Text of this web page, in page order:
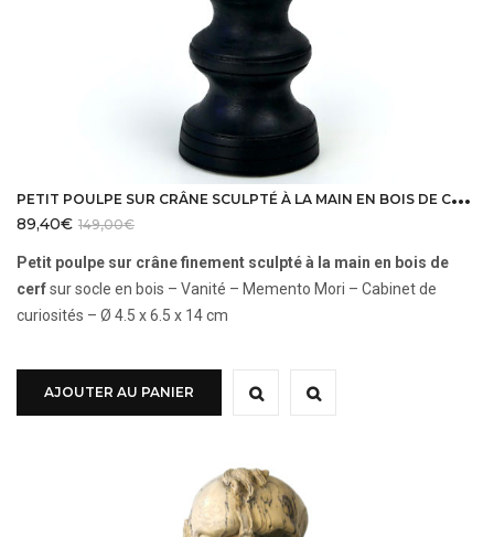
P
ETIT POULPE SUR CRÂNE SCULPTÉ À LA MAIN EN BOIS DE CERF SUR PIED
149,00€
89,40€
Petit poulpe sur crâne finement sculpté à la main en bois de
cerfsur socle en bois – Vanité – Memento Mori – Cabinet de
curiosités – Ø 4.5 x 6.5 x 14 cm
AJOUTER AU PANIER